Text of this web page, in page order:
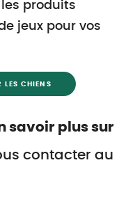
produits
jeux pour vos
LES CHIENS
savoir plus sur
contacter au